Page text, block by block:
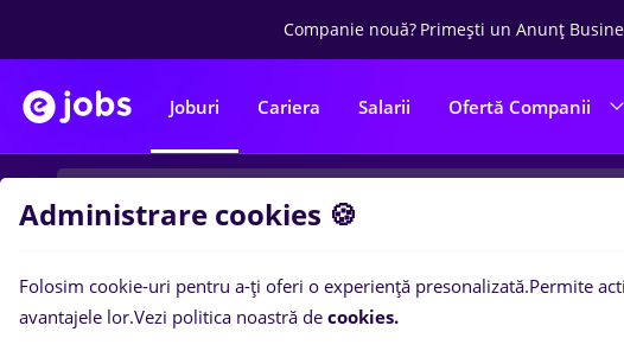
Companie nouă? Primești un Anunț
Joburi Cariera Salarii Ofertă Companii
Filtre 0locuri de
Administrare cookies 🍪
Folosim cookie-uri pentru a-ți oferi o experiență presonalizată.Permite
avantajele lor.Vezi politica noastră de cookies.